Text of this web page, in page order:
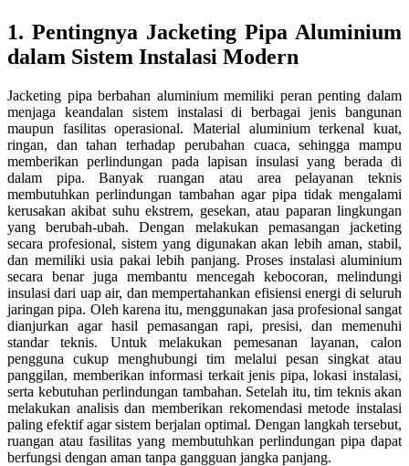
1. Pentingnya Jacketing Pipa Aluminium
dalam Sistem Instalasi Modern
Jacketing pipa berbahan aluminium memiliki peran penting dalam
menjaga keandalan sistem instalasi di berbagai jenis bangunan
maupun fasilitas operasional. Material aluminium terkenal kuat,
ringan, dan tahan terhadap perubahan cuaca, sehingga mampu
memberikan perlindungan pada lapisan insulasi yang berada di
dalam pipa. Banyak ruangan atau area pelayanan teknis
membutuhkan perlindungan tambahan agar pipa tidak mengalami
kerusakan akibat suhu ekstrem, gesekan, atau paparan lingkungan
yang berubah-ubah. Dengan melakukan pemasangan jacketing
secara profesional, sistem yang digunakan akan lebih aman, stabil,
dan memiliki usia pakai lebih panjang. Proses instalasi aluminium
secara benar juga membantu mencegah kebocoran, melindungi
insulasi dari uap air, dan mempertahankan efisiensi energi di seluruh
jaringan pipa. Oleh karena itu, menggunakan jasa profesional sangat
dianjurkan agar hasil pemasangan rapi, presisi, dan memenuhi
standar teknis. Untuk melakukan pemesanan layanan, calon
pengguna cukup menghubungi tim melalui pesan singkat atau
panggilan, memberikan informasi terkait jenis pipa, lokasi instalasi,
serta kebutuhan perlindungan tambahan. Setelah itu, tim teknis akan
melakukan analisis dan memberikan rekomendasi metode instalasi
paling efektif agar sistem berjalan optimal. Dengan langkah tersebut,
ruangan atau fasilitas yang membutuhkan perlindungan pipa dapat
berfungsi dengan aman tanpa gangguan jangka panjang.